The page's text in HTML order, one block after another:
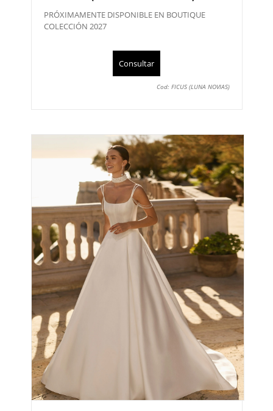
PRÓXIMAMENTE DISPONIBLE EN BOUTIQUE
COLECCIÓN 2027
Consultar
Cod: FICUS (LUNA NOVIAS)